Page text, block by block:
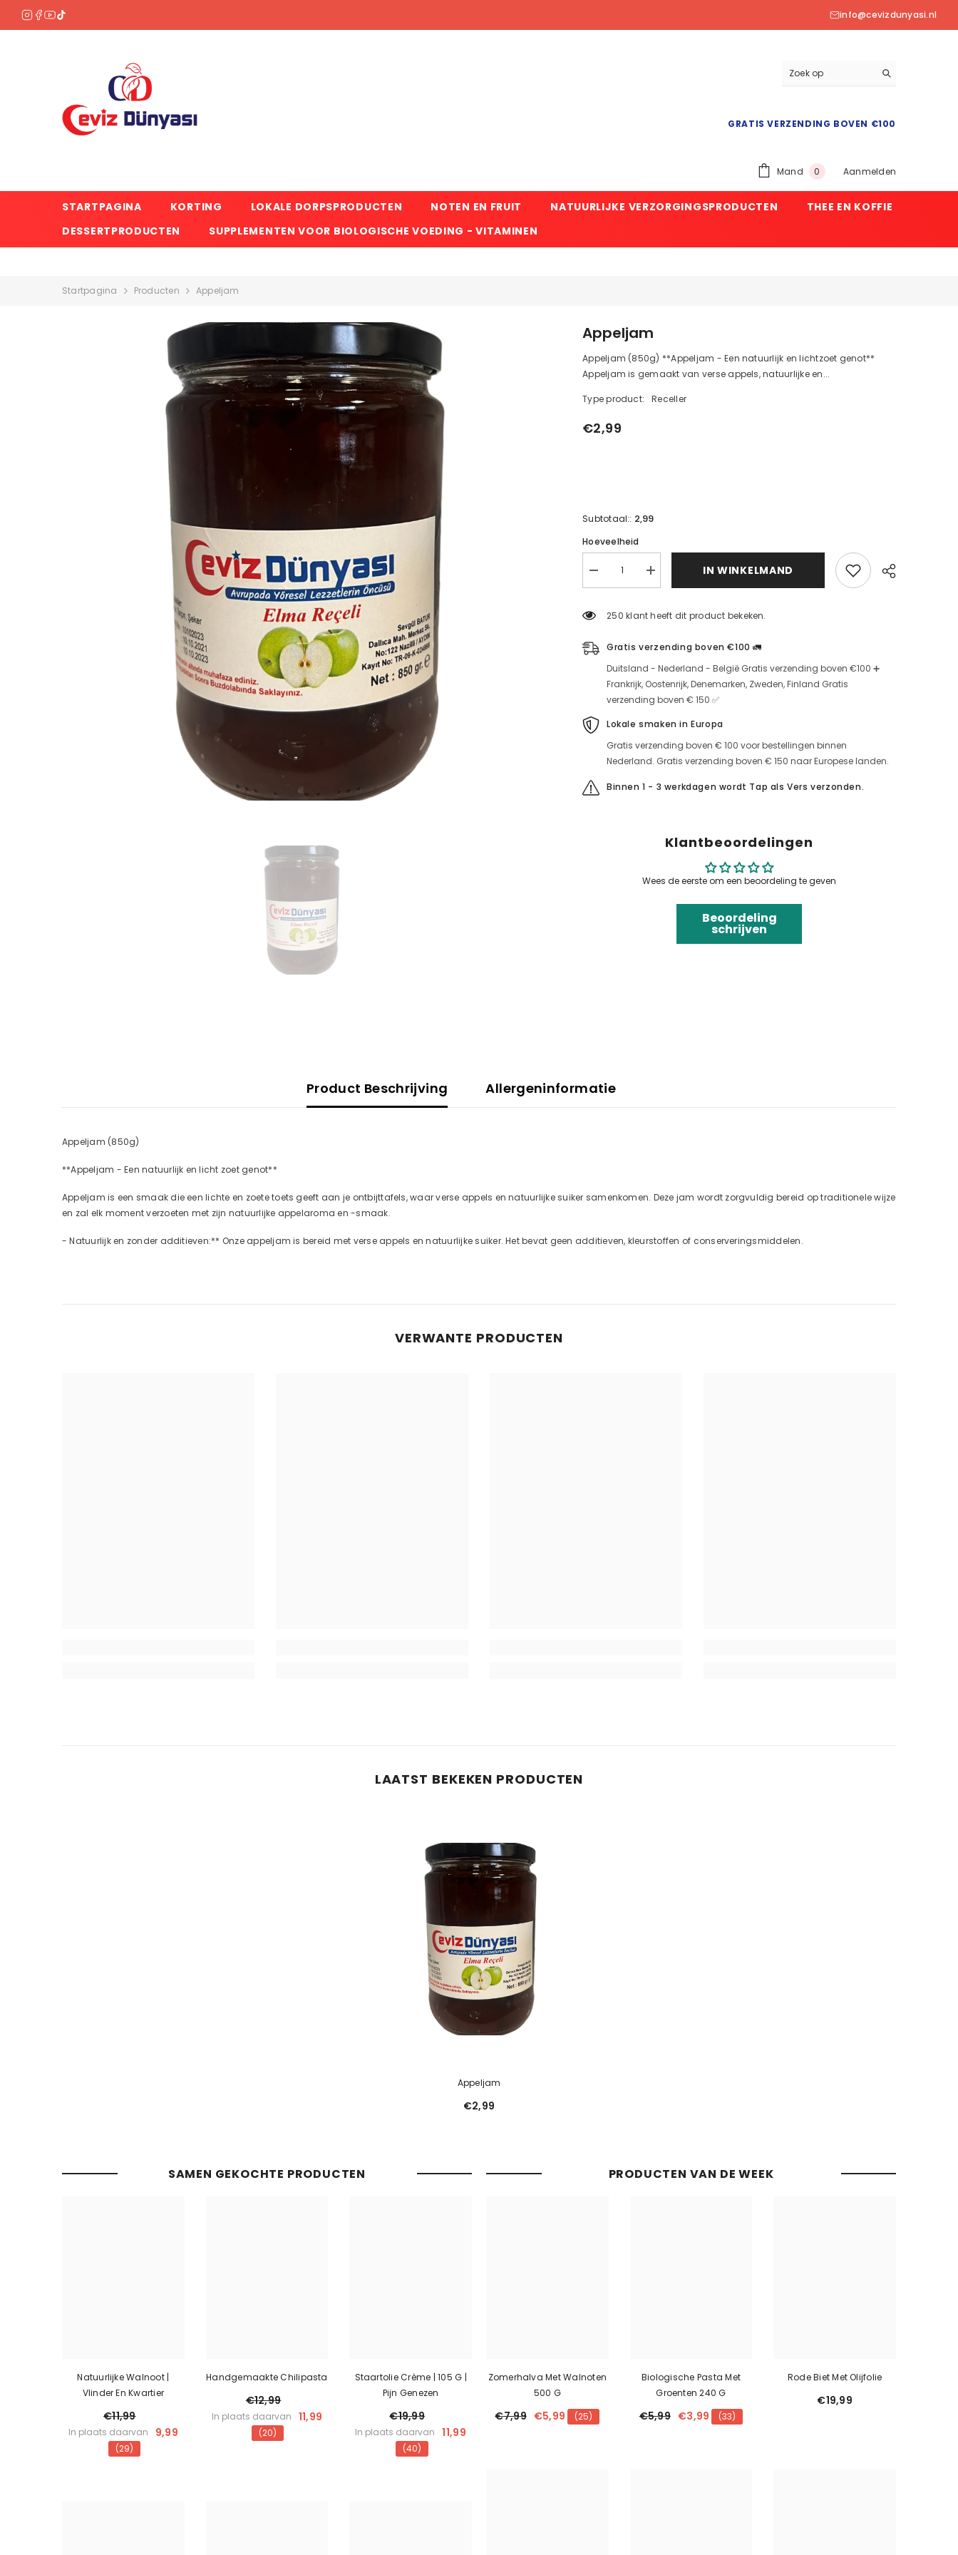
info@cevizdunyasi.nl
GRATIS VERZENDING BOVEN €100
Mand 0 0
Aanmelden
STARTPAGINA KORTING LOKALE DORPSPRODUCTEN NOTEN EN FRUIT NATUURLIJKE VERZORGINGSPRODUCTEN
THEE EN KOFFIE
DESSERTPRODUCTEN
SUPPLEMENTEN VOOR BIOLOGISCHE VOEDING - VITAMINEN
Startpagina Producten Appeljam
Appeljam
Appeljam (850g) **Appeljam - Een natuurlijk en lichtzoet genot**
Appeljam is gemaakt van verse appels, natuurlijke en...
Type product: Receller
€2,99
Subtotaal:: 2,99
Hoeveelheid
Verminder
de
appeljam
Verhoog
de
appeljam
IN WINKELMAND
250 klant heeft dit product bekeken.
Gratis verzending boven €100 🚛
Duitsland - Nederland - België Gratis verzending boven €100 ➕
Frankrijk, Oostenrijk, Denemarken, Zweden, Finland Gratis
verzending boven € 150 ✅
Lokale smaken in Europa
Gratis verzending boven € 100 voor bestellingen binnen
Nederland. Gratis verzending boven € 150 naar Europese landen.
Binnen 1 - 3 werkdagen wordt Tap als Vers verzonden.
Klantbeoordelingen
Wees de eerste om een beoordeling te geven
Beoordeling
schrijven
Product Beschrijving Allergeninformatie
Appeljam (850g)
**Appeljam - Een natuurlijk en licht zoet genot**
Appeljam is een smaak die een lichte en zoete toets geeft aan je ontbijttafels, waar verse appels en natuurlijke suiker samenkomen. Deze jam wordt zorgvuldig bereid op traditionele wijze
en zal elk moment verzoeten met zijn natuurlijke appelaroma en -smaak.
- Natuurlijk en zonder additieven:** Onze appeljam is bereid met verse appels en natuurlijke suiker. Het bevat geen additieven, kleurstoffen of conserveringsmiddelen.
VERWANTE PRODUCTEN
LAATST BEKEKEN PRODUCTEN
Appeljam
€2,99
SAMEN GEKOCHTE PRODUCTEN
Natuurlijke Walnoot |
Vlinder En Kwartier
€11,99
In plaats daarvan 9,99
(29)
Handgemaakte Chilipasta
€12,99
In plaats daarvan 11,99
(20)
Staartolie Crème | 105 G |
Pijn Genezen
€19,99
In plaats daarvan 11,99
(40)
PRODUCTEN VAN DE WEEK
Zomerhalva Met Walnoten
500 G
€7,99 €5,99 (25)
Biologische Pasta Met
Groenten 240 G
€5,99 €3,99 (33)
Rode Biet Met Olijfolie
€19,99